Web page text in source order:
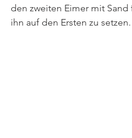
den zweiten Eimer mit Sand
ihn auf den Ersten zu setzen.